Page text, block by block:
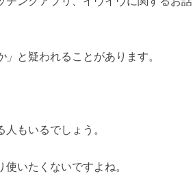
と疑われることがあります。
もいるでしょう。
いたくないですよね。